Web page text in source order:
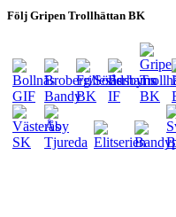
Följ Gripen Trollhättan BK